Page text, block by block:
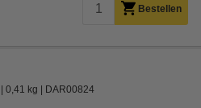
Bestellen
0,41 kg DAR00824